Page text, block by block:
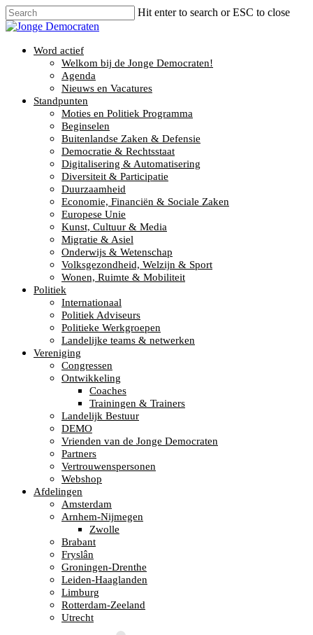
Hit enter to search or ESC to close
Word actief
Welkom bij de Jonge Democraten!
Agenda
Nieuws en Vacatures
Standpunten
Moties en Politiek Programma
Beginselen
Buitenlandse Zaken & Defensie
Democratie & Rechtsstaat
Digitalisering & Automatisering
Diversiteit & Participatie
Duurzaamheid
Economie, Financiën & Sociale Zaken
Europese Unie
Kunst, Cultuur & Media
Migratie & Asiel
Onderwijs & Wetenschap
Volksgezondheid, Welzijn & Sport
Wonen, Ruimte & Mobiliteit
Politiek
Internationaal
Politiek Adviseurs
Politieke Werkgroepen
Landelijke teams & netwerken
Vereniging
Congressen
Ontwikkeling
Coaches
Trainingen & Trainers
Landelijk Bestuur
DEMO
Vrienden van de Jonge Democraten
Partners
Vertrouwenspersonen
Webshop
Afdelingen
Amsterdam
Arnhem-Nijmegen
Zwolle
Brabant
Fryslân
Groningen-Drenthe
Leiden-Haaglanden
Limburg
Rotterdam-Zeeland
Utrecht